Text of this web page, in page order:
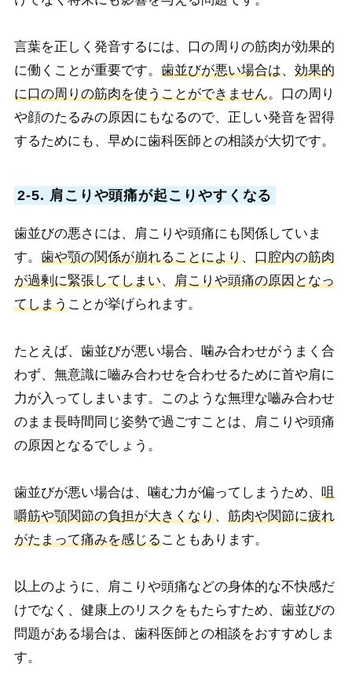
言葉を正しく発音するには、口の周りの筋肉が効果的
に働くことが重要です。 歯並びが悪い場合は、 効果的
に口の周りの筋肉を使うことができません。口の周り
や顔のたるみの原因にもなるので、正しい発音を習得
するためにも、早めに歯科医師との相談が大切です。
2-5. 肩こりや頭痛が起こりやすくなる
歯並びの悪さには、肩こりや頭痛にも関係していま
す。 歯や顎の関係が崩れることにより、 口腔内の筋肉
が過剰に緊張してしまい、 肩こりや頭痛の原因となっ
てしまうことが挙げられます。
たとえば、歯並びが悪い場合、噛み合わせがうまく合
わず、無意識に嚙み合わせを合わせるために首や肩に
力が入ってしまいます。このような無理な嚙み合わせ
のまま長時間同じ姿勢で過ごすことは、肩こりや頭痛
の原因となるでしょう。
歯並びが悪い場合は、噛む力が偏ってしまうため、 咀
嚼筋や顎関節の負担が大きくなり、 筋肉や関節に疲れ
がたまって痛みを感じることもあります。
以上のように、肩こりや頭痛などの身体的な不快感だ
けでなく、健康上のリスクをもたらすため、歯並びの
問題がある場合は、歯科医師との相談をおすすめしま
す。